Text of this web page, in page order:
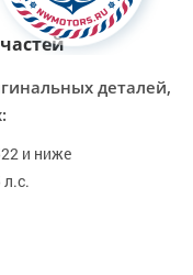
деталей,
и ниже